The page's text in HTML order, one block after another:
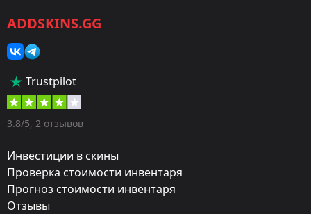
Категория:
Скины
Ножи
Оружие:
Exterior:
Поношенное
ADDSKINS.GG
Trustpilot
3.8/5, 2 отзывов
Инвестиции в скины
Проверка стоимости инвентаря
Прогноз стоимости инвентаря
Отзывы